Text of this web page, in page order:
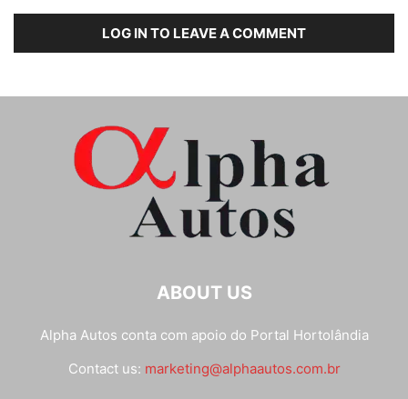
LOG IN TO LEAVE A COMMENT
ABOUT US
Alpha Autos conta com apoio do Portal Hortolândia
Contact us: marketing@alphaautos.com.br